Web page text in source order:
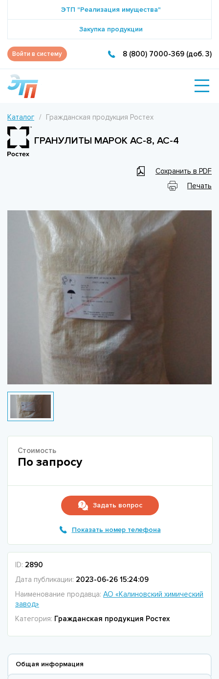
ЭТП "Реализация имущества"
Закупка продукции
Войти в систему 8 (800) 7000-369 (доб. 3)
Каталог Гражданская продукция Ростех
ГРАНУЛИТЫ МАРОК АС-8, АС-4
Сохранить в PDF
Печать
Стоимость
По запросу
Задать вопрос
Показать номер телефона
ID: 2890
Дата публикации: 2023-06-26 15:24:09
Наименование продавца: АО «Калиновский химический
завод»
Категория: Гражданская продукция Ростех
Общая информация